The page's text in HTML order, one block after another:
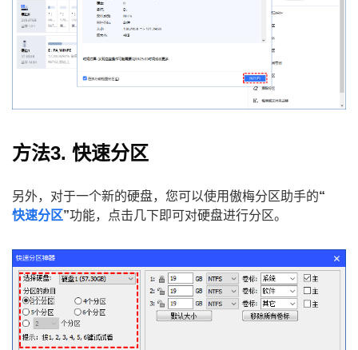
方法3. 快速分区
另外，对于一个新的硬盘，您可以使用傲梅分区助手的“
快速分区”功能，点击几下即可对硬盘进行分区。